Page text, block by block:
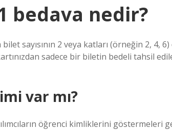
bedava nedir?
sayısının 2 veya katları (örneğin 2, 4,
sadece bir biletin bedeli tahsil
var mı?
öğrenci kimliklerini göstermeleri